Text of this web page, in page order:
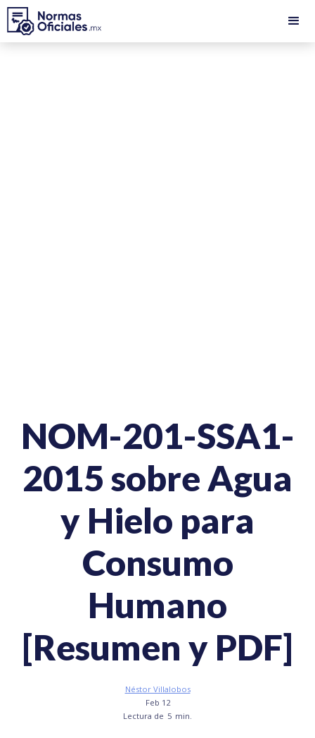
NOM-201-SSA1-
2015 sobre Agua
y Hielo para
Consumo
Humano
[Resumen y PDF]
Néstor Villalobos
Feb 12
Lectura de 5 min.